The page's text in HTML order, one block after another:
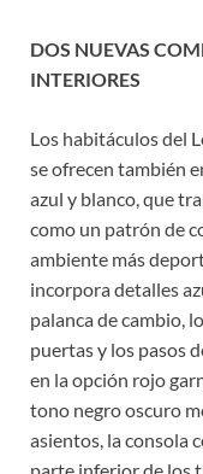
DOS NUEVAS
INTERIORES
Los habitáculos del
se ofrecen también
azul y blanco, que
como un patrón de
ambiente más
incorpora detalles
palanca de cambio,
puertas y los pasos
en la opción rojo
tono negro oscuro
asientos, la consola